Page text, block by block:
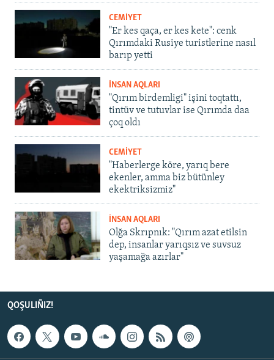
CEMİYET
"Er kes qaça, er kes kete": cenk
Qırımdaki Rusiye turistlerine nasıl
barıp yetti
İNSAN AQLARI
"Qırım birdemligi" işini toqtattı,
tintüv ve tutuvlar ise Qırımda daa
çoq oldı
CEMİYET
"Haberlerge köre, yarıq bere
ekenler, amma biz bütünley
ekektriksizmiz"
İNSAN AQLARI
Olğa Skrıpnık: "Qırım azat etilsin
dep, insanlar yarıqsız ve suvsuz
yaşamağa azırlar"
QOŞULIÑIZ!